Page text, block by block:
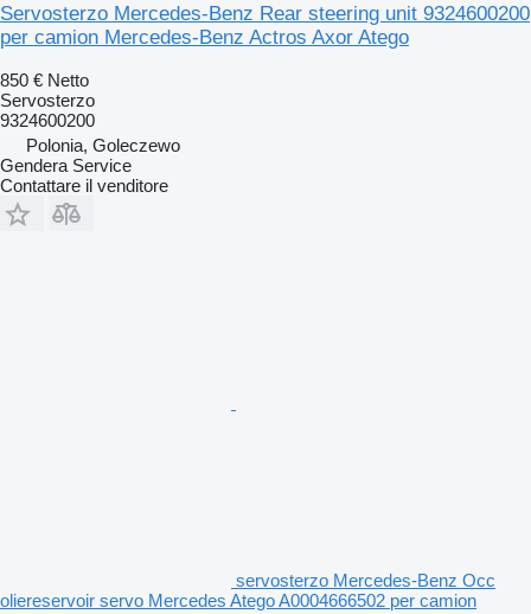
Servosterzo Mercedes-Benz Rear steering unit 9324600200
per camion Mercedes-Benz Actros Axor Atego
850 € Netto
Servosterzo
9324600200
Polonia, Goleczewo
Gendera Service
Contattare il venditore
servosterzo Mercedes-Benz Occ
oliereservoir servo Mercedes Atego A0004666502 per camion